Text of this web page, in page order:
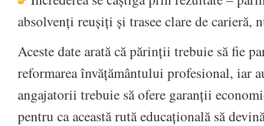
absolvenți reușiți și trasee clare de carieră,
Aceste date arată că părinții trebuie să fie
reformarea învățământului profesional, iar
angajatorii trebuie să ofere garanții
pentru ca această rută educațională să